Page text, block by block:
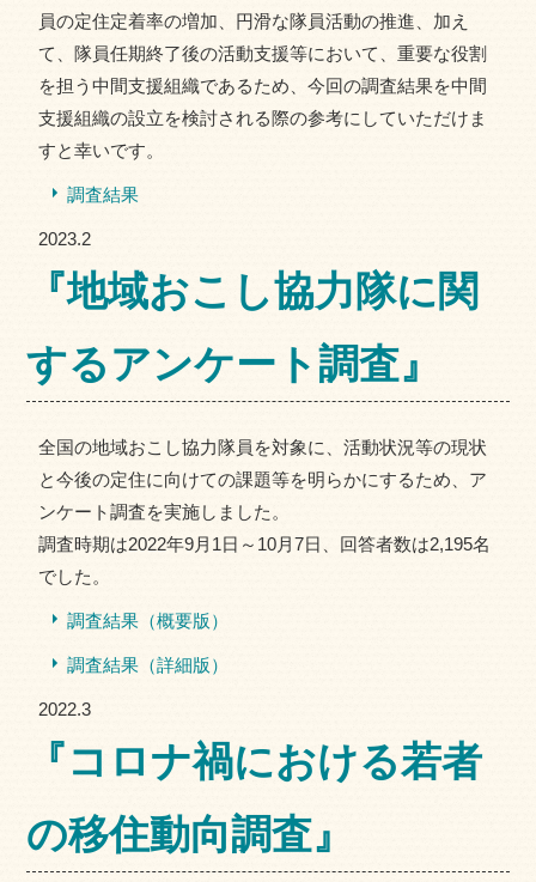
員の定住定着率の増加、円滑な隊員活動の推進、加え
て、隊員任期終了後の活動支援等において、重要な役割
を担う中間支援組織であるため、今回の調査結果を中間
支援組織の設立を検討される際の参考にしていただけま
すと幸いです。
調査結果
2023.2
『地域おこし協力隊に関
するアンケート調査』
全国の地域おこし協力隊員を対象に、活動状況等の現状
と今後の定住に向けての課題等を明らかにするため、ア
ンケート調査を実施しました。
調査時期は2022年9月1日～10月7日、回答者数は2,195名
でした。
調査結果（概要版）
調査結果（詳細版）
2022.3
『コロナ禍における若者
の移住動向調査』